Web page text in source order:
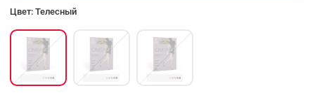
Цвет: Телесный